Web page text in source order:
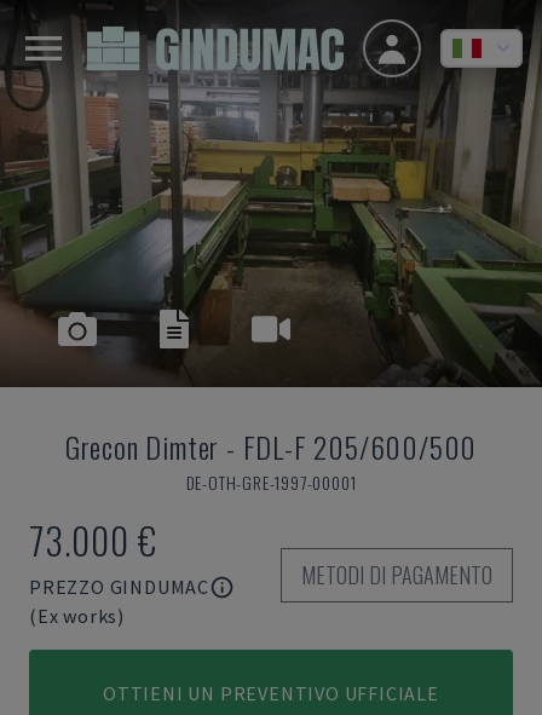
Grecon Dimter - FDL-F 205/600/500
DE-OTH-GRE-1997-00001
73.000 €
PREZZO GINDUMAC
(Ex works)
METODI DI PAGAMENTO
OTTIENI UN PREVENTIVO UFFICIALE